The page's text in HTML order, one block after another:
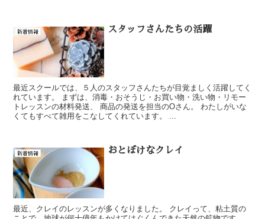
新着情報 スタッフさんたちの活躍
最近スクールでは、５人のスタッフさんたちが目覚ましく活躍してく
れています。 まずは、消毒・おそうじ・お買い物・洗い物・リモー
トレッスンの材料発送、 商品の発送を担当のOさん。 わたしがいな
くてもすべて雑用をこなしてくれています。 ...
新着情報 おとぼけなクレイ
最近、クレイのレッスンが多くなりました。 クレイって、粘土質の